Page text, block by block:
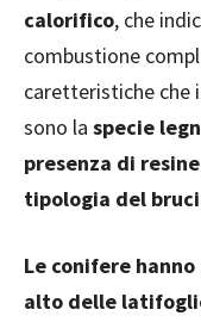
calorifico, che
combustione
caretteristiche che
sono la specie
presenza di
tipologia del
Le conifere
alto delle